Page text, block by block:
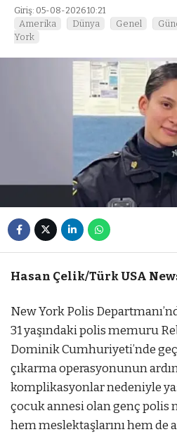
Giriş: 05-08-2026 10:21
Amerika Dünya Genel
York
Hasan Çelik/Türk USA
New York Polis
31 yaşındaki polis memuru
Dominik Cumhuriyeti’nde
çıkarma operasyonunun
komplikasyonlar nedeniyle
çocuk annesi olan genç
hem meslektaşlarını hem de